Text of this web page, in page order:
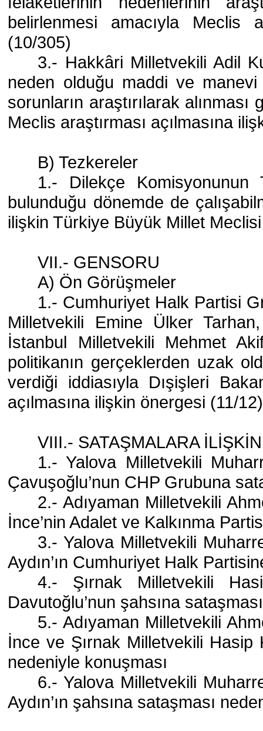
belirlenmesi amacıyla Meclis
(10/305)
3.- Hakkâri Milletvekili Adil
neden olduğu maddi ve
sorunların araştırılarak
Meclis araştırması açılmasına
B) Tezkereler
1.- Dilekçe
bulunduğu dönemde de
ilişkin Türkiye Büyük Millet
VII.- GENSORU
A) Ön Görüşmeler
1.- Cumhuriyet Halk Partisi
Milletvekili Emine Ülker
İstanbul Milletvekili Mehmet
politikanın gerçeklerden uzak
verdiği iddiasıyla Dışişleri
açılmasına ilişkin önergesi (11/12)
VIII.- SATAŞMALARA
1.- Yalova Milletvekili
Çavuşoğlu’nun CHP Grubuna
2.- Adıyaman Milletvekili
İnce’nin Adalet ve Kalkınma
3.- Yalova Milletvekili
Aydın’ın Cumhuriyet Halk
4.- Şırnak Milletvekili
Davutoğlu’nun şahsına
5.- Adıyaman Milletvekili
İnce ve Şırnak Milletvekili Hasip
nedeniyle konuşması
6.- Yalova Milletvekili
Aydın’ın şahsına sataşması